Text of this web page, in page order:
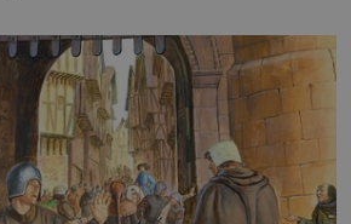
zemí a k tomu